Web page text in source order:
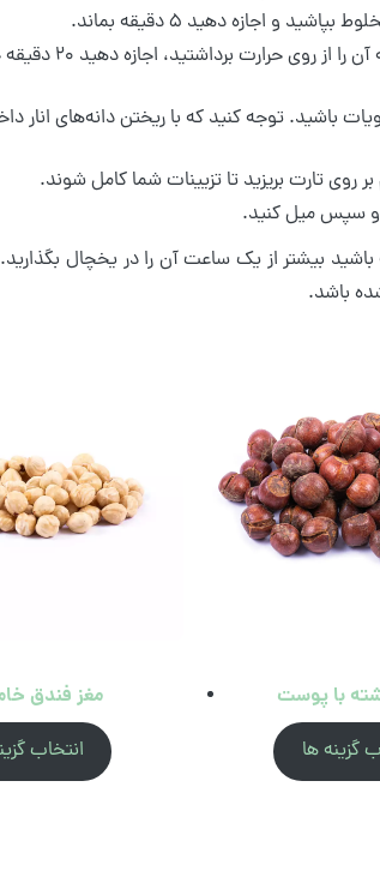
و اجازه دهید ۵ دقیقه بماند.
حدود ۵ دقیقه مخلوط را روی حرارت
باشید. توجه کنید که با ریختن دانه‌های انار
روی تارت بریزید تا تزیینات شما کامل شوند.
بیشتر از یک ساعت آن را در یخچال
باشد.
با پوست
گزینه ها
مغز فندق
انتخاب